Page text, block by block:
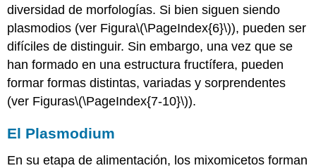
diversidad de morfologías. Si bien siguen siendo
plasmodios (ver Figura\(\PageIndex{6}\)), pueden ser
difíciles de distinguir. Sin embargo, una vez que se
han formado en una estructura fructífera, pueden
formar formas distintas, variadas y sorprendentes
(ver Figuras\(\PageIndex{7-10}\)).
El Plasmodium
En su etapa de alimentación, los mixomicetos forman